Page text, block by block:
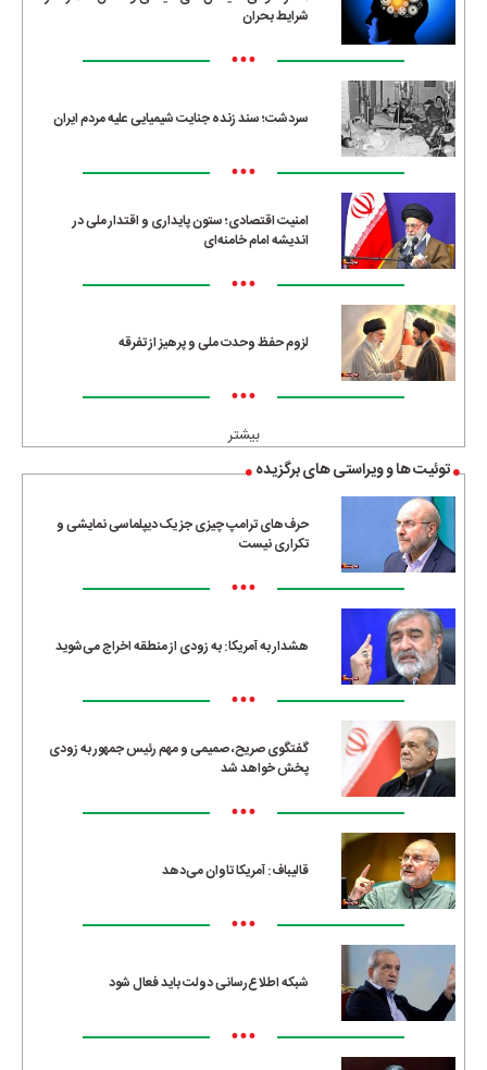
شرایط بحران
•••
سردشت؛ سند زنده جنایت شیمیایی علیه مردم ایران
•••
امنیت اقتصادی؛ ستون پایداری و اقتدار ملی در
اندیشه امام خامنه‌ای
•••
لزوم حفظ وحدت ملی و پرهیز از تفرقه
•••
بیشتر
توئیت ها و ویراستی های برگزیده
حرف‌های ترامپ چیزی جز یک دیپلماسی نمایشی و
تکراری نیست
•••
هشدار به آمریکا: به زودی از منطقه اخراج می‌شوید
•••
گفتگوی صریح، صمیمی و مهم رئیس جمهور به زودی
پخش خواهد شد
•••
قالیباف: آمریکا تاوان می‌دهد
•••
شبکه اطلاع‌رسانی دولت باید فعال شود
•••